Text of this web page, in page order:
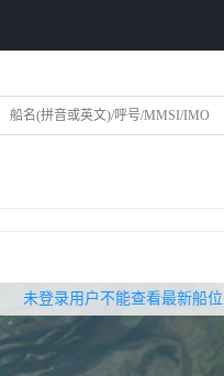
未登录用户不能查看最新船位
无权查看最新船位，请联系开通